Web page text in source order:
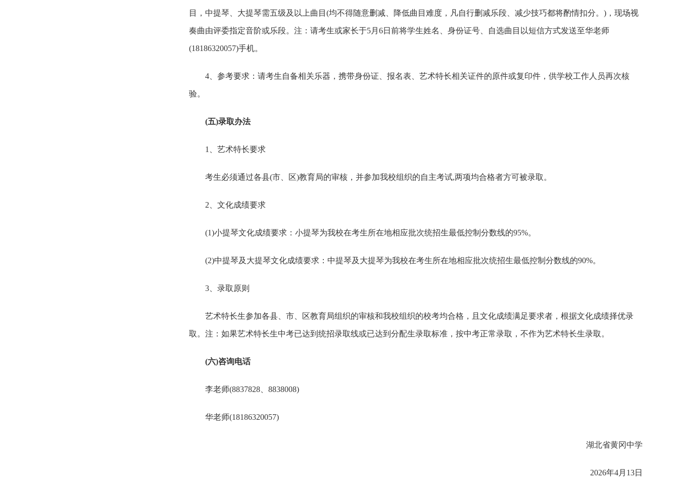
目，中提琴、大提琴需五级及以上曲目(均不得随意删减、降低曲目难度，凡自行删减乐段、减少技巧都将酌情扣分。)，现场视
奏曲由评委指定音阶或乐段。注：请考生或家长于5月6日前将学生姓名、身份证号、自选曲目以短信方式发送至华老师
(18186320057)手机。
4、参考要求：请考生自备相关乐器，携带身份证、报名表、艺术特长相关证件的原件或复印件，供学校工作人员再次核
验。
(五)录取办法
1、艺术特长要求
考生必须通过各县(市、区)教育局的审核，并参加我校组织的自主考试,两项均合格者方可被录取。
2、文化成绩要求
(1)小提琴文化成绩要求：小提琴为我校在考生所在地相应批次统招生最低控制分数线的95%。
(2)中提琴及大提琴文化成绩要求：中提琴及大提琴为我校在考生所在地相应批次统招生最低控制分数线的90%。
3、录取原则
艺术特长生参加各县、市、区教育局组织的审核和我校组织的校考均合格，且文化成绩满足要求者，根据文化成绩择优录
取。注：如果艺术特长生中考已达到统招录取线或已达到分配生录取标准，按中考正常录取，不作为艺术特长生录取。
(六)咨询电话
李老师(8837828、8838008)
华老师(18186320057)
湖北省黄冈中学
2026年4月13日